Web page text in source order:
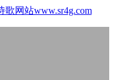
网站www.sr4g.com